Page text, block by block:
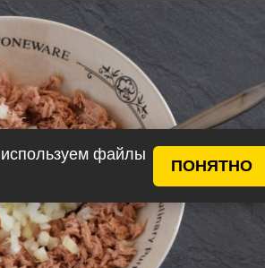
файлы
ПОНЯТНО